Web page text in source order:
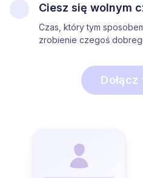
Ciesz się wolnym
Czas, który tym
zrobienie czegoś